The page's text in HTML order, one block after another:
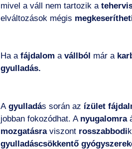
mivel a váll nem tartozik a
elváltozások mégis
Ha a fájdalom a vállból már a
gyulladás.
Agyulladás során az ízület
jobban fokozódhat. A nyugalomra
mozgatásraviszont rosszabbodi
gyulladáscsökkentő